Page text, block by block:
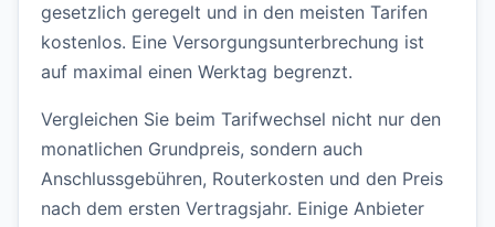
gesetzlich geregelt und in den meisten Tarifen
kostenlos. Eine Versorgungsunterbrechung ist
auf maximal einen Werktag begrenzt.
Vergleichen Sie beim Tarifwechsel nicht nur den
monatlichen Grundpreis, sondern auch
Anschlussgebühren, Routerkosten und den Preis
nach dem ersten Vertragsjahr. Einige Anbieter